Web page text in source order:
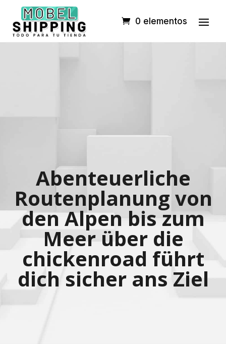
0 elementos
Abenteuerliche
Routenplanung von
den Alpen bis zum
Meer über die
chickenroad führt
dich sicher ans Ziel